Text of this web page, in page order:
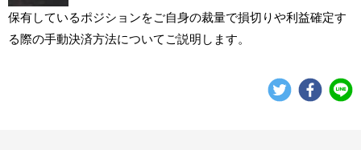
保有しているポジションをご自身の裁量で損切りや利益確定す
る際の手動決済方法についてご説明します。